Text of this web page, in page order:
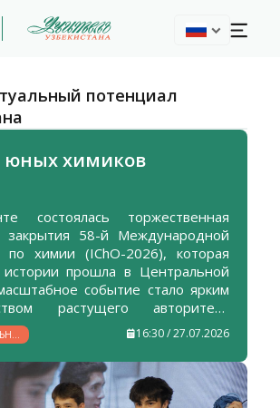
потенциал
химиков
состоялась торжественная
закрытия 58-й Международной
по химии (IChO-2026), которая
прошла в Центральной
событие стало ярким
растущего авторитета
в мировом научно-
пространстве и еще одним
эффективности
в стране реформ в сфере
16:30 / 27.07.2026